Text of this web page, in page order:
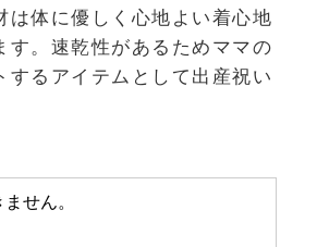
は体に優しく心地よい着心地
す。速乾性があるためママの
するアイテムとして出産祝い